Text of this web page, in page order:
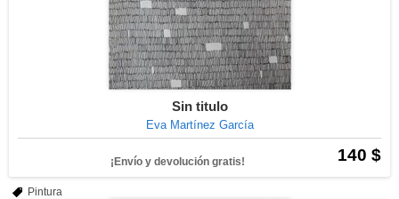
Sin titulo
Eva Martínez García
140 $
¡Envío y devolución gratis!
Pintura